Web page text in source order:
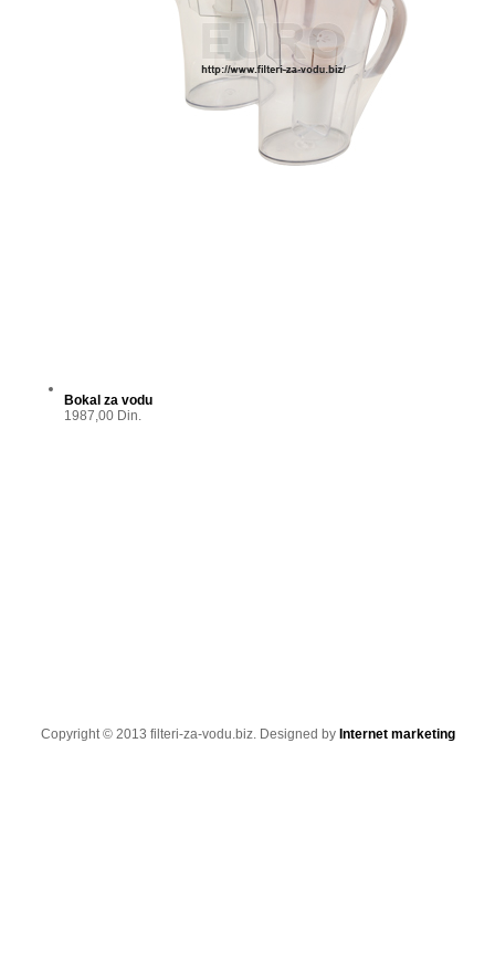
Bokal za vodu
1987,00 Din.
Copyright © 2013 filteri-za-vodu.biz. Designed by Internet marketing